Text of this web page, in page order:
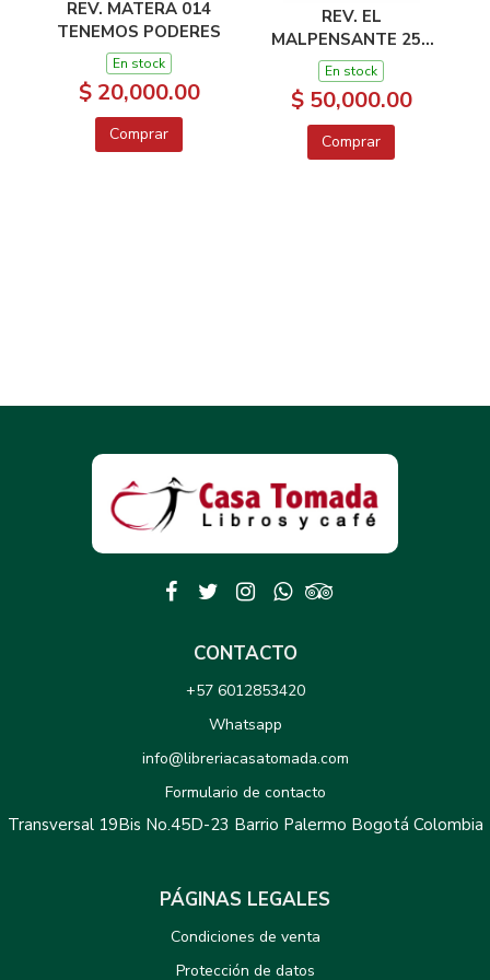
REV. MATERA 014
TENEMOS PODERES
En stock
$ 20,000.00
Comprar
REV. EL
MALPENSANTE 255
ESPECIAL HIP HOO
En stock
$ 50,000.00
Comprar
CONTACTO
+57 6012853420
Whatsapp
info@libreriacasatomada.com
Formulario de contacto
Transversal 19Bis No.45D-23 Barrio Palermo Bogotá Colombia
PÁGINAS LEGALES
Condiciones de venta
Protección de datos